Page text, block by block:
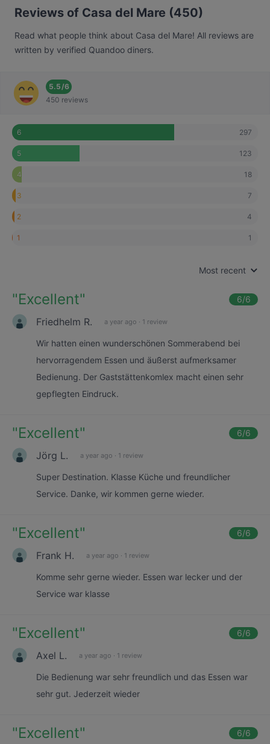
Reviews of Casa del Mare (450)
Read what people think about Casa del Mare! All reviews are
written by verified Quandoo diners.
5.5/6
450 reviews
6 297
5 123
4 18
3 7
2 4
1 1
Most recent
"Excellent" 6/6
Friedhelm R. a year ago · 1 review
Wir hatten einen wunderschönen Sommerabend bei
hervorragendem Essen und äußerst aufmerksamer
Bedienung. Der Gaststättenkomlex macht einen sehr
gepflegten Eindruck.
"Excellent" 6/6
Jörg L. a year ago · 1 review
Super Destination. Klasse Küche und freundlicher
Service. Danke, wir kommen gerne wieder.
"Excellent" 6/6
Frank H. a year ago · 1 review
Komme sehr gerne wieder. Essen war lecker und der
Service war klasse
"Excellent" 6/6
Axel L. a year ago · 1 review
Die Bedienung war sehr freundlich und das Essen war
sehr gut. Jederzeit wieder
"Excellent" 6/6